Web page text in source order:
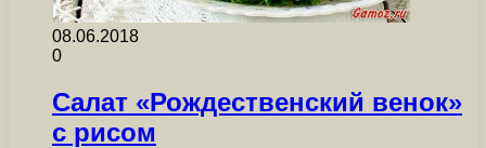
08.06.2018
0
Салат «Рождественский венок»
с рисом